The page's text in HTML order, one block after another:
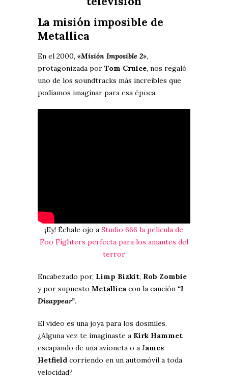
La misión imposible de
Metallica
En el 2000, «Misión Imposible 2»,
protagonizada por Tom Cruice, nos regaló
uno de los soundtracks más increíbles que
podíamos imaginar para esa época.
¡Ey! Échale ojo a Studio 666 la película de
Foo Fighters perfecta para los amantes del
terror
Encabezado por, Limp Bizkit, Rob Zombie
y por supuesto Metallica con la canción “I
Disappear”.
El video es una joya para los dosmiles.
¿Alguna vez te imaginaste a Kirk Hammet
escapando de una avioneta o a James
Hetfield corriendo en un automóvil a toda
velocidad?